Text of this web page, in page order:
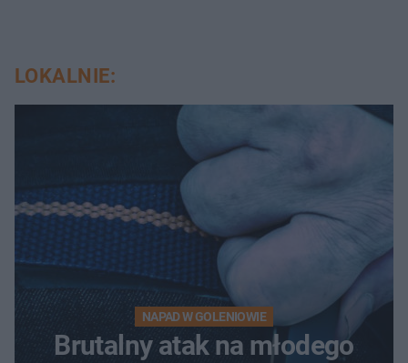
LOKALNIE:
NAPAD W GOLENIOWIE
Brutalny atak na młodego